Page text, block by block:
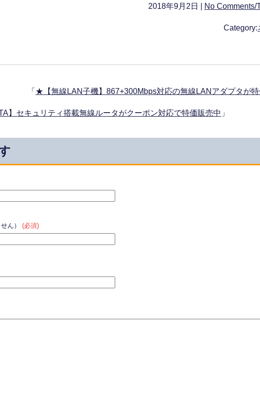
2018年9月2日 | No Comments/
Category:
「 ★【無線LAN子機】867+300Mbps対応の無線LANアダプタが特
】セキュリティ搭載無線ルータがクーポン対応で特価販売中 」
ん） (必須)